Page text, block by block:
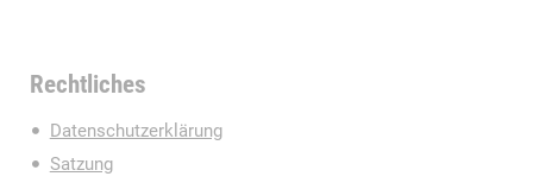
Rechtliches
Datenschutzerklärung
Satzung